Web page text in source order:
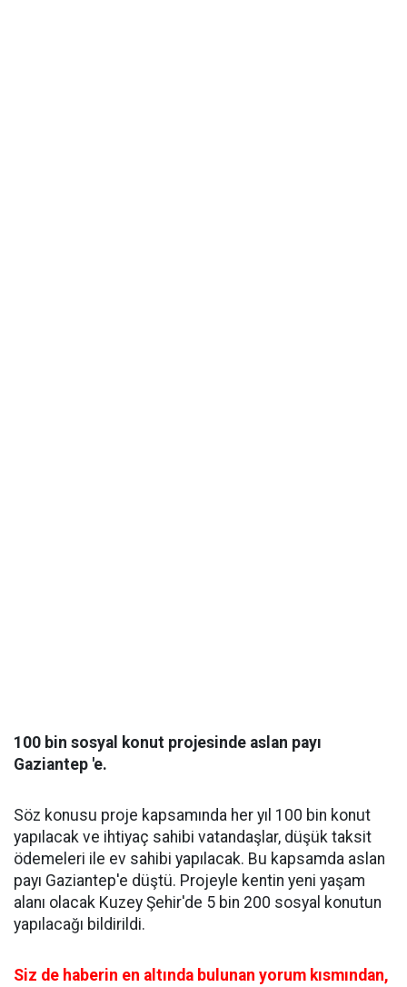
100 bin sosyal konut projesinde aslan payı
Gaziantep 'e.
Söz konusu proje kapsamında her yıl 100 bin konut
yapılacak ve ihtiyaç sahibi vatandaşlar, düşük taksit
ödemeleri ile ev sahibi yapılacak. Bu kapsamda aslan
payı Gaziantep'e düştü. Projeyle kentin yeni yaşam
alanı olacak Kuzey Şehir'de 5 bin 200 sosyal konutun
yapılacağı bildirildi.
Siz de haberin en altında bulunan yorum kısmından,